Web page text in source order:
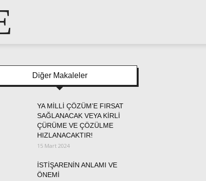
Diğer Makaleler
YA MİLLİ ÇÖZÜM’E FIRSAT
SAĞLANACAK VEYA KİRLİ
ÇÜRÜME VE ÇÖZÜLME
HIZLANACAKTIR!
15 Mart 2024
İSTİŞARENİN ANLAMI VE
ÖNEMİ